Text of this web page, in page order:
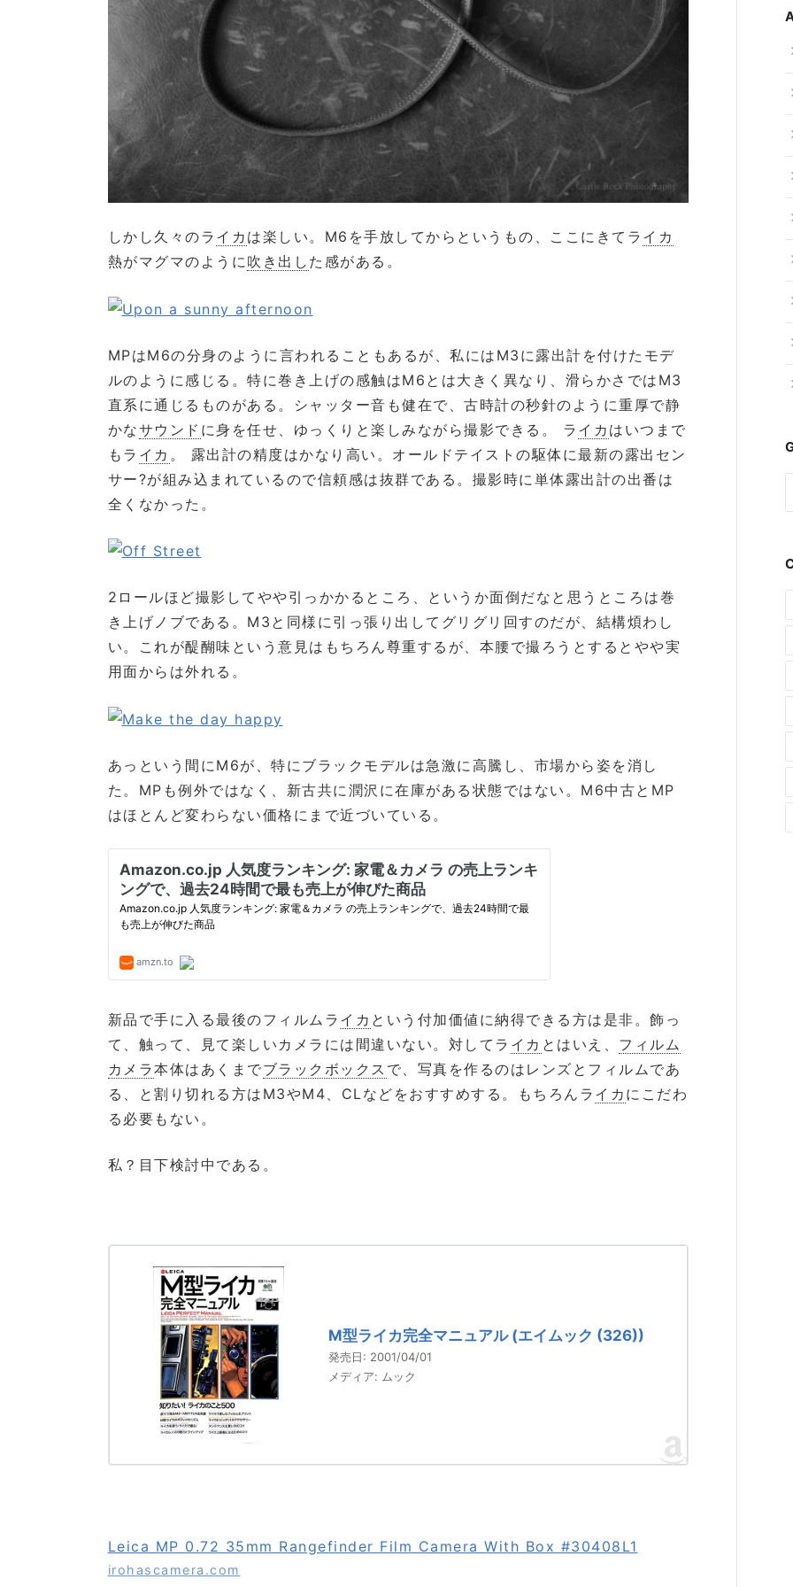
しかし久々のラ イカ は楽しい。M6を手放してからというもの、ここにきてラ イカ
熱がマグマのように吹き出し た感がある。
MPはM6の分身のように言われることもあるが、私にはM3に露出計を付けたモデ
ルのように感じる。特に巻き上げの感触はM6とは大きく異なり、滑らかさではM3
直系に通じるものがある。シャッター音も健在で、古時計の秒針のように重厚で静
かなサウンド に身を任せ、ゆっくりと楽しみながら撮影できる。 ラ イカ はいつまで
もラ イカ 。 露出計の精度はかなり高い。オールドテイストの駆体に最新の露出セン
サー?が組み込まれているので信頼感は抜群である。撮影時に単体露出計の出番は
全くなかった。
2ロールほど撮影してやや引っかかるところ、というか面倒だなと思うところは巻
き上げノブである。M3と同様に引っ張り出してグリグリ回すのだが、結構煩わし
い。これが醍醐味という意見はもちろん尊重するが、本腰で撮ろうとするとやや実
用面からは外れる。
あっという間にM6が、特にブラックモデルは急激に高騰し、市場から姿を消し
た。MPも例外ではなく、新古共に潤沢に在庫がある状態ではない。M6中古とMP
はほとんど変わらない価格にまで近づいている。
新品で手に入る最後のフィルムラ イカ という付加価値に納得できる方は是非。飾っ
て、触って、見て楽しいカメラには間違いない。対してラ イカ とはいえ、 フィルム
カメラ本体はあくまでブラックボックス で、写真を作るのはレンズとフィルムであ
る、と割り切れる方はM3やM4、CLなどをおすすめする。もちろんラ イカ にこだわ
る必要もない。
私？目下検討中である。
M型ライカ完全マニュアル (エイムック (326))
発売日: 2001/04/01
メディア: ムック
Leica MP 0.72 35mm Rangefinder Film Camera With Box #30408L1
irohascamera.com